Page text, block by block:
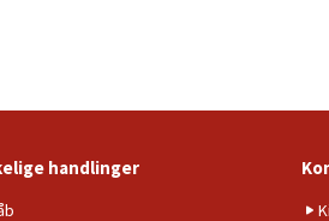
handlinger